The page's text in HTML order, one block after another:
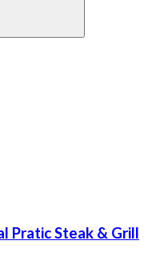
Pratic Steak & Grill